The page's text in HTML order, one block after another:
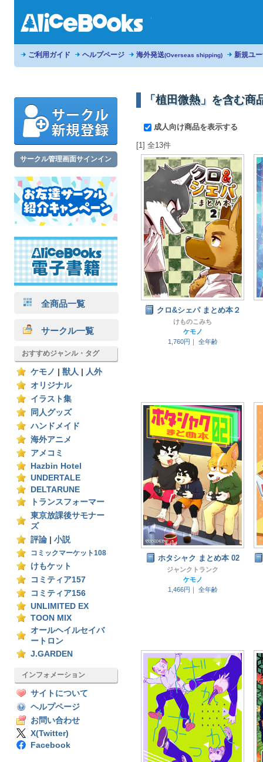
ご利用ガイド ヘルプページ 海外発送(Overseas shipping) 新規ユ
サークル管理画面サインイン
全商品一覧
サークル一覧
おすすめジャンル・タグ
ケモノ 獣人
人外
オリジナル
イラスト集
同人グッズ
ハンドメイド
海外アニメ
アメコミ
Hazbin Hotel
UNDERTALE
DELTARUNE
トランスフォーマー
東京放課後サモナー
ズ
評論
小説
コミックマーケット108
けもケット
コミティア157
コミティア156
UNLIMITED EX
TOON MIX
オールヘイルセイバ
ートロン
J.GARDEN
インフォメーション
サイトについて
ヘルプページ
お問い合わせ
X(Twitter)
Facebook
「植田微熱」を含む商
成人向け商品を表示する
[1] 全13件
クロ&シェパ まとめ本２
けものこみち
ケモノ
1,760円｜
全年齢
ホタシャク まとめ本 02
ジャンクトランク
ケモノ
1,466円｜
全年齢